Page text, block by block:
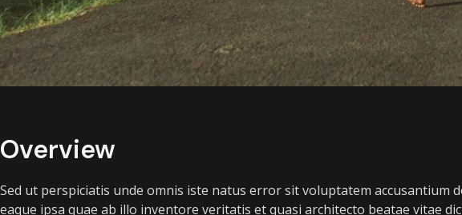
Overview
Sed ut perspiciatis unde omnis iste natus error sit voluptatem accusantium
eaque ipsa quae ab illo inventore veritatis et quasi architecto beatae vitae